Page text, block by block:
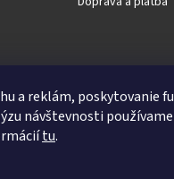
a reklám, poskytovanie
návštevnosti používame
tu.
HĽADAŤ